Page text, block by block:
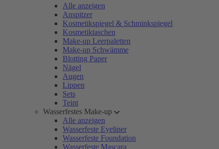
Alle anzeigen
Anspitzer
Kosmetikspiegel & Schminkspiegel
Kosmetiktaschen
Make-up Leerpaletten
Make-up Schwämme
Blotting Paper
Nägel
Augen
Lippen
Sets
Teint
Wasserfestes Make-up
Alle anzeigen
Wasserfeste Eyeliner
Wasserfeste Foundation
Wasserfeste Mascara